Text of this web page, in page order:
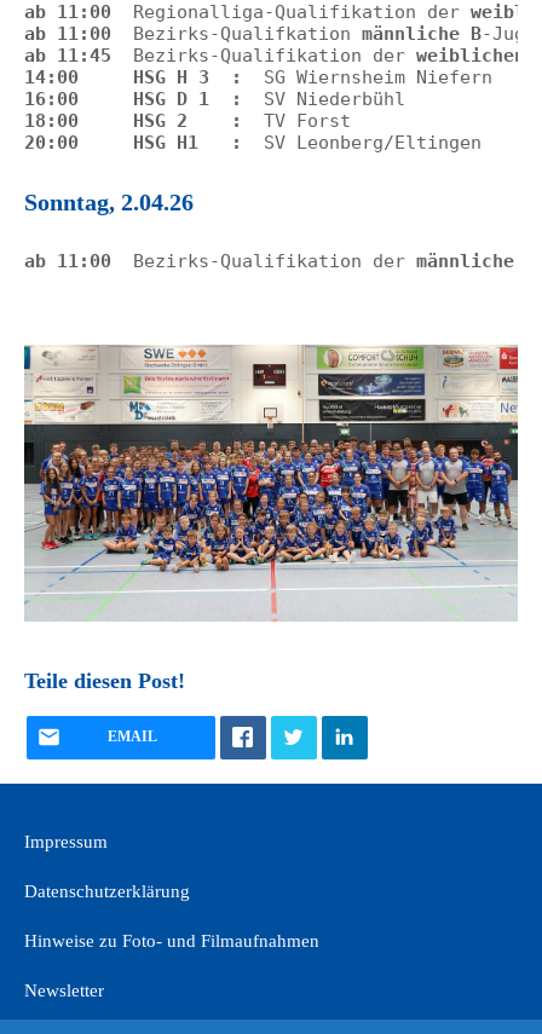
ab 11:00
  Regionalliga-Qualifikation der
ab 11:00
  Bezirks-Qualifkation
männliche B
ab 11:45
  Bezirks-Qualifikation der
weiblichen
14:00     HSG H 3  :
16:00     HSG D 1  :
18:00     HSG 2    :
20:00     HSG H1   : SV Leonberg/Eltingen
Sonntag, 2.04.26
ab 11:00 Bezirks-Qualifikation der männliche D
Teile diesen Post!
EMAIL
Impressum
Datenschutzerklärung
Hinweise zu Foto- und Filmaufnahmen
Newsletter